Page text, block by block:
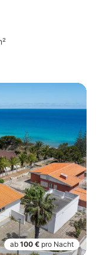
ab 100 € pro Nacht